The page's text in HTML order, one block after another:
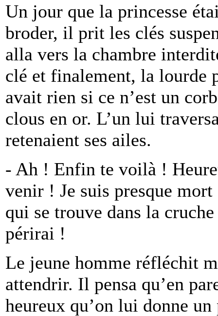
Un jour que la princesse
broder, il prit les clés
alla vers la chambre
clé et finalement, la lourde
avait rien si ce n’est un
clous en or. L’un lui
retenaient ses ailes.
- Ah ! Enfin te voilà !
venir ! Je suis presque
qui se trouve dans la
périrai !
Le jeune homme réfléchit
attendrir. Il pensa qu’en
heureux qu’on lui donne un